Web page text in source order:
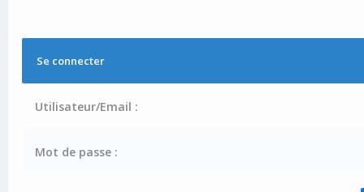
Se connecter
Utilisateur/Email :
Mot de passe :